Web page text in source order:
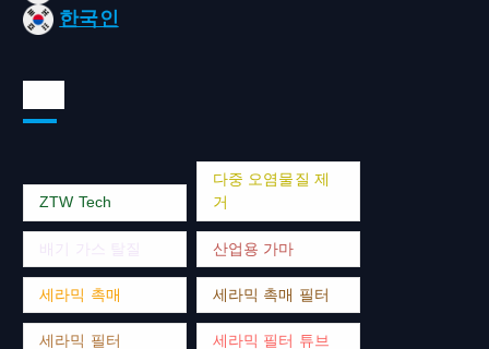
한국인
ZTW Tech
다중 오염물질 제
거
배기 가스 탈질 산업용 가마
세라믹 촉매 세라믹 촉매 필터
세라믹 필터 세라믹 필터 튜브